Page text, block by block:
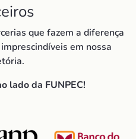
que fazem a diferença
em nossa
lado da FUNPEC!